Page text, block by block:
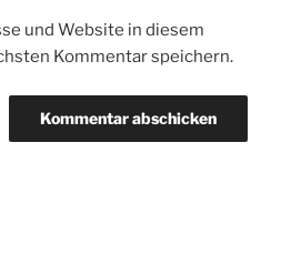
und Website in diesem
Kommentar speichern.